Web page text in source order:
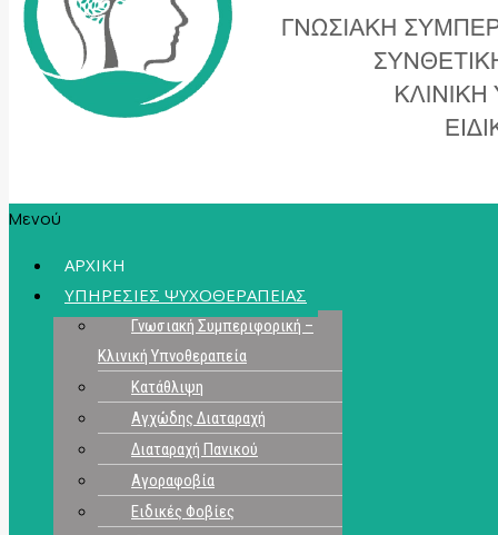
Μενού
ΑΡΧΙΚΗ
ΥΠΗΡΕΣΙΕΣ ΨΥΧΟΘΕΡΑΠΕΙΑΣ
Γνωσιακή Συμπεριφορική –
Κλινική Υπνοθεραπεία
Κατάθλιψη
Αγχώδης Διαταραχή
Διαταραχή Πανικού
Αγοραφοβία
Ειδικές Φοβίες